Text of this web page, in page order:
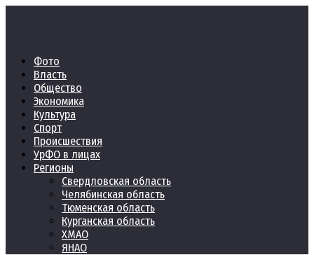
Фото
Власть
Общество
Экономика
Культура
Спорт
Происшествия
УрФО в лицах
Регионы
Свердловская область
Челябинская область
Тюменская область
Курганская область
ХМАО
ЯНАО